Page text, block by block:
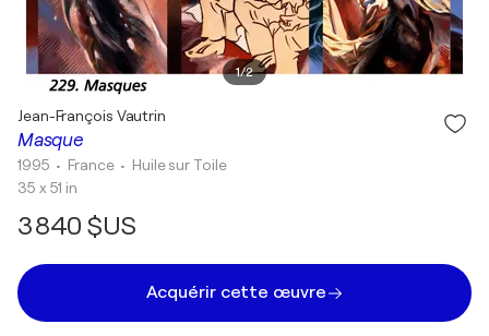
1/2
Masque
Jean-François Vautrin
1995 • France • Huile sur Toile
35 x 51 in
3 840 $US
Acquérir cette œuvre